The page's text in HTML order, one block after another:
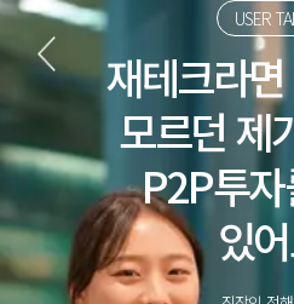
USER
재테크라
모르던 제
P2P투
있